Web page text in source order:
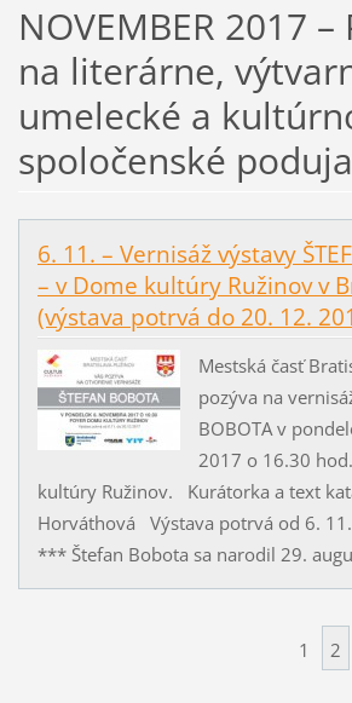
NOVEMBER 2017
na literárne,
umelecké a
spoločenské
6. 11. – Vernisáž výstavy
– v Dome kultúry Ružinov v
(výstava potrvá do 20. 12.
Mestská časť
pozýva na
BOBOTA v
2017 o 16.30
kultúry Ružinov. Kurátorka a text
Horváthová Výstava potrvá od 6.
*** Štefan Bobota sa narodil 29.
1 2